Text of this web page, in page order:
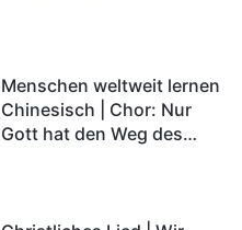
Menschen weltweit lernen
Chinesisch | Chor: Nur
Gott hat den Weg des